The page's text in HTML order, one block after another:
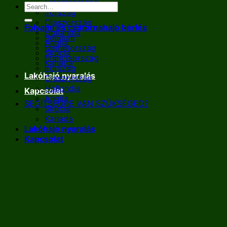
Franciaország
Írország
Olaszország
Hollandia
Anglia
Skócia
Kanada
Lakóhajó nyaralás
Kapcsolat
SEGÍTSÉGRE VAN SZÜKSÉGED?
Folyami és csatornahajó bérlés
Belgium
Németország
Franciaország
Írország
Olaszország
Hollandia
Anglia
Skócia
Kanada
Lakóhajó nyaralás
Kapcsolat